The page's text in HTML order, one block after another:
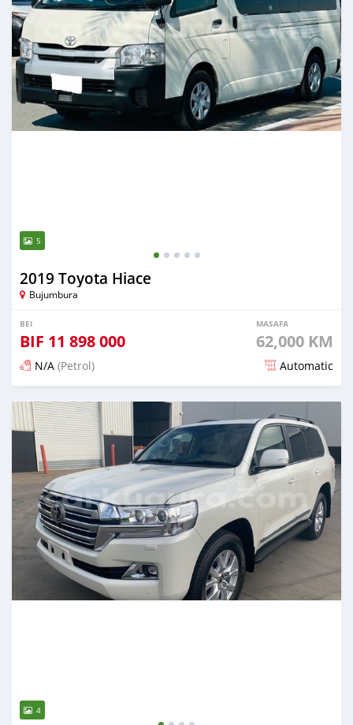
5
2019 Toyota Hiace
Bujumbura
BEI
BIF 11 898 000
MASAFA
62,000 KM
N/A (Petrol) Automatic
Ilitangazwa siku 20 iliopita
4